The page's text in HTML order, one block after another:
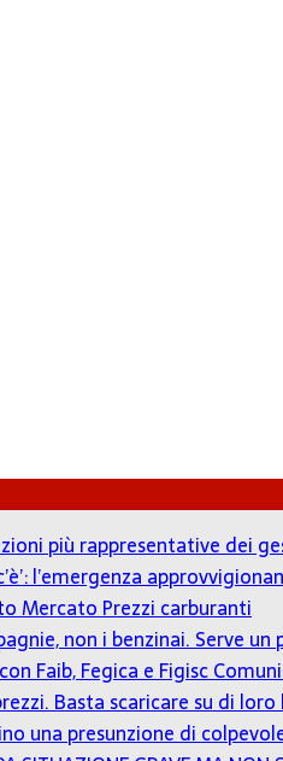
più rappresentative dei
l’emergenza
Mercato Prezzi carburanti
non i benzinai. Serve
Faib, Fegica e Figisc
Basta scaricare su di loro
una presunzione di